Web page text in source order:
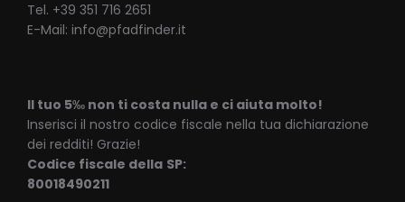
Tel. +39 351 716 2651
E-Mail: info@pfadfinder.it
Il tuo 5‰ non ti costa nulla e ci aiuta molto!
Inserisci il nostro codice fiscale nella tua dichiarazione
dei redditi! Grazie!
Codice fiscale della SP:
80018490211